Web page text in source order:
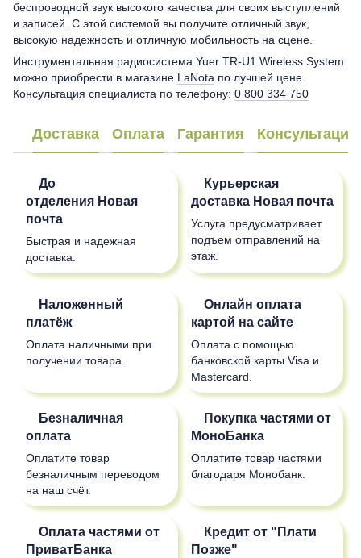
беспроводной звук высокого качества для своих выступлений
и записей. С этой системой вы получите отличный звук,
высокую надежность и отличную мобильность на сцене.
Инструментальная радиосистема Yuer TR-U1 Wireless System
можно приобрести в магазине LaNota по лучшей цене.
Консультация специалиста по телефону: 0 800 334 750
Доставка Оплата Гарантия Консультация
До
отделения Новая
почта
Быстрая и надежная
доставка.
Курьерская
доставка Новая почта
Услуга предусматривает
подъем отправлений на
этаж.
Наложенный
платёж
Оплата наличными при
получении товара.
Онлайн оплата
картой на сайте
Оплата с помощью
банковской карты Visa и
Mastercard.
Безналичная
оплата
Оплатите товар
безналичным переводом
на наш счёт.
Покупка частями от
МоноБанка
Оплатите товар частями
благодаря Монобанк.
Оплата частями от
ПриватБанка
Кредит от "Плати
Позже"